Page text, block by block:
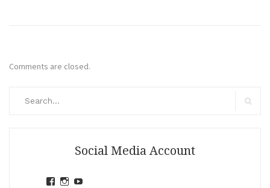
Comments are closed.
Social Media Account
ViewView